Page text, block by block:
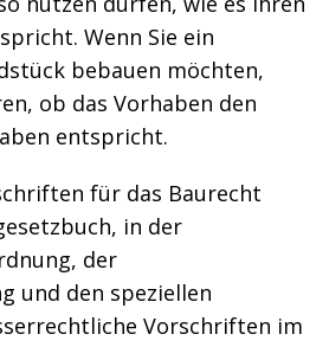
Wenn Sie ein
bebauen möchten,
ob das Vorhaben den
entspricht.
für das Baurecht
in der
der
und den speziellen
Vorschriften im